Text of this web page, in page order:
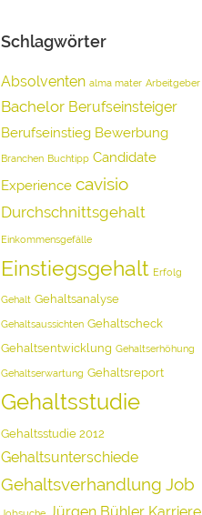
Schlagwörter
Absolventen alma mater Arbeitgeber
Bachelor Berufseinsteiger
Berufseinstieg Bewerbung
Branchen Buchtipp Candidate
Experience cavisio
Durchschnittsgehalt
Einkommensgefälle
Einstiegsgehalt Erfolg
Gehalt Gehaltsanalyse
Gehaltsaussichten Gehaltscheck
Gehaltsentwicklung Gehaltserhöhung
Gehaltserwartung Gehaltsreport
Gehaltsstudie
Gehaltsstudie 2012
Gehaltsunterschiede
Gehaltsverhandlung Job